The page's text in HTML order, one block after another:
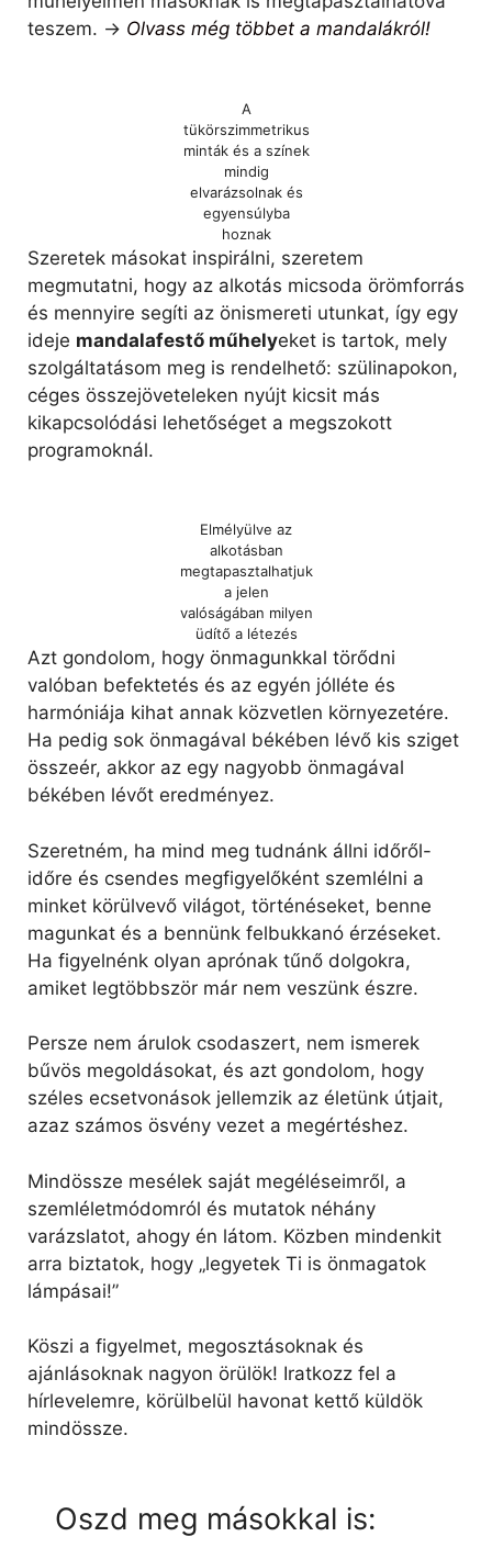
teszem. -> Olvass még többet a mandalákról!
A
tükörszimmetrikus
minták és a színek
mindig
elvarázsolnak és
egyensúlyba
hoznak
Szeretek másokat inspirálni, szeretem
megmutatni, hogy az alkotás micsoda örömforrás
és mennyire segíti az önismereti utunkat, így egy
ideje mandalafestő műhelyeket is tartok, mely
szolgáltatásom meg is rendelhető: szülinapokon,
céges összejöveteleken nyújt kicsit más
kikapcsolódási lehetőséget a megszokott
programoknál.
Elmélyülve az
alkotásban
megtapasztalhatjuk
a jelen
valóságában milyen
üdítő a létezés
Azt gondolom, hogy önmagunkkal törődni
valóban befektetés és az egyén jólléte és
harmóniája kihat annak közvetlen környezetére.
Ha pedig sok önmagával békében lévő kis sziget
összeér, akkor az egy nagyobb önmagával
békében lévőt eredményez.
Szeretném, ha mind meg tudnánk állni időről-
időre és csendes megfigyelőként szemlélni a
minket körülvevő világot, történéseket, benne
magunkat és a bennünk felbukkanó érzéseket.
Ha figyelnénk olyan aprónak tűnő dolgokra,
amiket legtöbbször már nem veszünk észre.
Persze nem árulok csodaszert, nem ismerek
bűvös megoldásokat, és azt gondolom, hogy
széles ecsetvonások jellemzik az életünk útjait,
azaz számos ösvény vezet a megértéshez.
Mindössze mesélek saját megéléseimről, a
szemléletmódomról és mutatok néhány
varázslatot, ahogy én látom. Közben mindenkit
arra biztatok, hogy „legyetek Ti is önmagatok
lámpásai!”
Köszi a figyelmet, megosztásoknak és
ajánlásoknak nagyon örülök! Iratkozz fel a
hírlevelemre, körülbelül havonat kettő küldök
mindössze.
Oszd meg másokkal is: